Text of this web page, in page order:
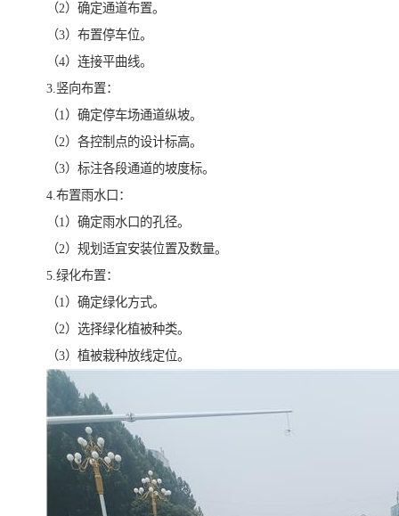
（2）确定通道布置。
（3）布置停车位。
（4）连接平曲线。
3.竖向布置：
（1）确定停车场通道纵坡。
（2）各控制点的设计标高。
（3）标注各段通道的坡度标。
4.布置雨水口：
（1）确定雨水口的孔径。
（2）规划适宜安装位置及数量。
5.绿化布置：
（1）确定绿化方式。
（2）选择绿化植被种类。
（3）植被栽种放线定位。